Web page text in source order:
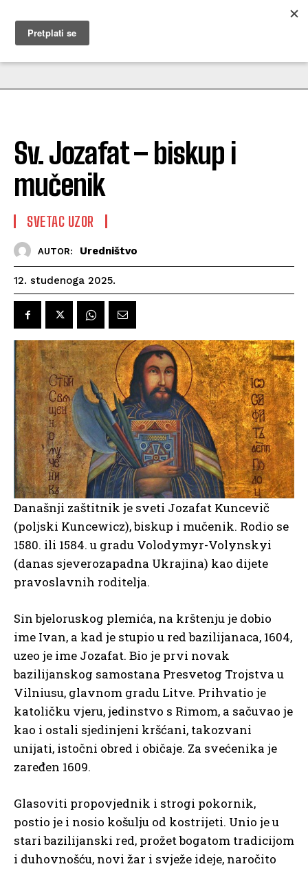
MUŽEVNI BUDITE
Sv. Jozafat – biskup i
mučenik
SVETAC UZOR
AUTOR: Uredništvo
12. studenoga 2025.
Današnji zaštitnik je sveti Jozafat Kuncevič
(poljski Kuncewicz), biskup i mučenik. Rodio se
1580. ili 1584. u gradu Volodymyr-Volynskyi
(danas sjeverozapadna Ukrajina) kao dijete
pravoslavnih roditelja.
Sin bjeloruskog plemića, na krštenju je dobio
ime Ivan, a kad je stupio u red bazilijanaca, 1604,
uzeo je ime Jozafat. Bio je prvi novak
bazilijanskog samostana Presvetog Trojstva u
Vilniusu, glavnom gradu Litve. Prihvatio je
katoličku vjeru, jedinstvo s Rimom, a sačuvao je
kao i ostali sjedinjeni kršćani, takozvani
unijati, istočni obred i običaje. Za svećenika je
zaređen 1609.
Glasoviti propovjednik i strogi pokornik,
postio je i nosio košulju od kostrijeti. Unio je u
stari bazilijanski red, prožet bogatom tradicijom
i duhovnošću, novi žar i svježe ideje, naročito